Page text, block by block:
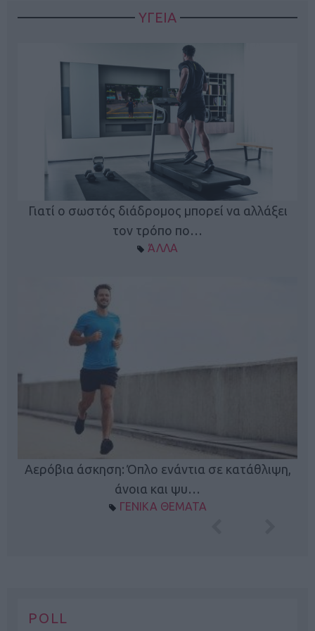
ΥΓΕΙΑ
Γιατί ο σωστός διάδρομος μπορεί να αλλάξει
τον τρόπο πο…
ΆΛΛΑ
Αερόβια άσκηση: Όπλο ενάντια σε κατάθλιψη,
άνοια και ψυ…
ΓΕΝΙΚΑ ΘΕΜΑΤΑ
POLL